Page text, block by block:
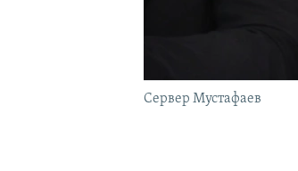
Сервер Мустафаев